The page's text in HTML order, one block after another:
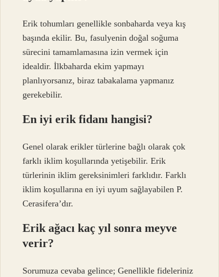
Erik tohumları genellikle sonbaharda veya kış
başında ekilir. Bu, fasulyenin doğal soğuma
sürecini tamamlamasına izin vermek için
idealdir. İlkbaharda ekim yapmayı
planlıyorsanız, biraz tabakalama yapmanız
gerekebilir.
En iyi erik fidanı hangisi?
Genel olarak erikler türlerine bağlı olarak çok
farklı iklim koşullarında yetişebilir. Erik
türlerinin iklim gereksinimleri farklıdır. Farklı
iklim koşullarına en iyi uyum sağlayabilen P.
Cerasifera’dır.
Erik ağacı kaç yıl sonra meyve
verir?
Sorumuza cevaba gelince; Genellikle fideleriniz